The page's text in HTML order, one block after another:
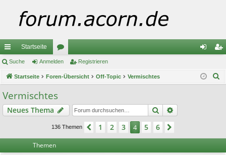
ch
ne
llz
ug
Startseite
or
en m ist
Suche Anmelden Registrieren
Startseite Foren-Übersicht Off-Topic Vermischtes
Vermischtes
Neues Thema Suche
136 Themen Vorherige
1 2 3 4 5 6
Themen